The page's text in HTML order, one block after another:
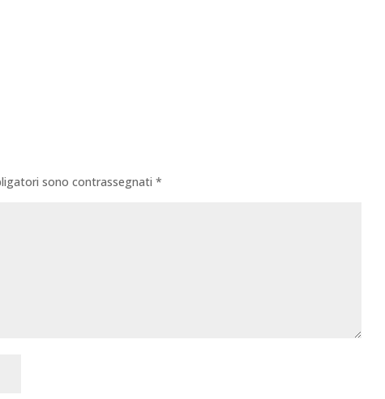
sono contrassegnati*